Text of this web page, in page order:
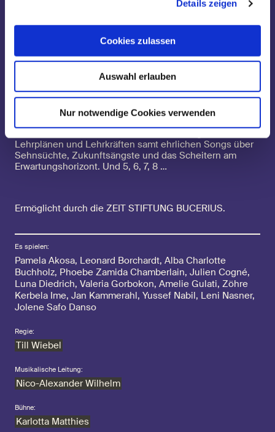
Details zeigen
Cookies zulassen
Auswahl erlauben
Nur notwendige Cookies verwenden
Selbstfindung und Herzschmerz in mitreißende Songs
und spektakuläre Choreografien verpackten. Aber wie
Statistiken belegen, wie sehr junge Menschen unter
dem Bildungssystem, dem hohen Leistungsdruck und
dem Schulalltag mit seinen sozialen Dynamiken leiden
und deswegen erkranken.
Das dokumentarische MusiktheaterprojektMy School
gibt jungen Menschen im Alter von 15 bis 20
Jahren eine Bühne, um von ihrem Leben in der Schule
Lehrplänen und Lehrkräften samt ehrlichen Songs über
Sehnsüchte, Zukunftsängste und das Scheitern am
Erwartungshorizont. Und 5, 6, 7, 8 …
Ermöglicht durch die ZEIT STIFTUNG BUCERIUS.
Es spielen:
Pamela Akosa, Leonard Borchardt, Alba Charlotte
Buchholz, Phoebe Zamida Chamberlain, Julien Cogné,
Luna Diedrich, Valeria Gorbokon, Amelie Gulati, Zöhre
Kerbela Ime, Jan Kammerahl, Yussef Nabil, Leni Nasner,
Jolene Safo Danso
Regie:
Till Wiebel
Musikalische Leitung:
Nico-Alexander Wilhelm
Bühne:
Karlotta Matthies